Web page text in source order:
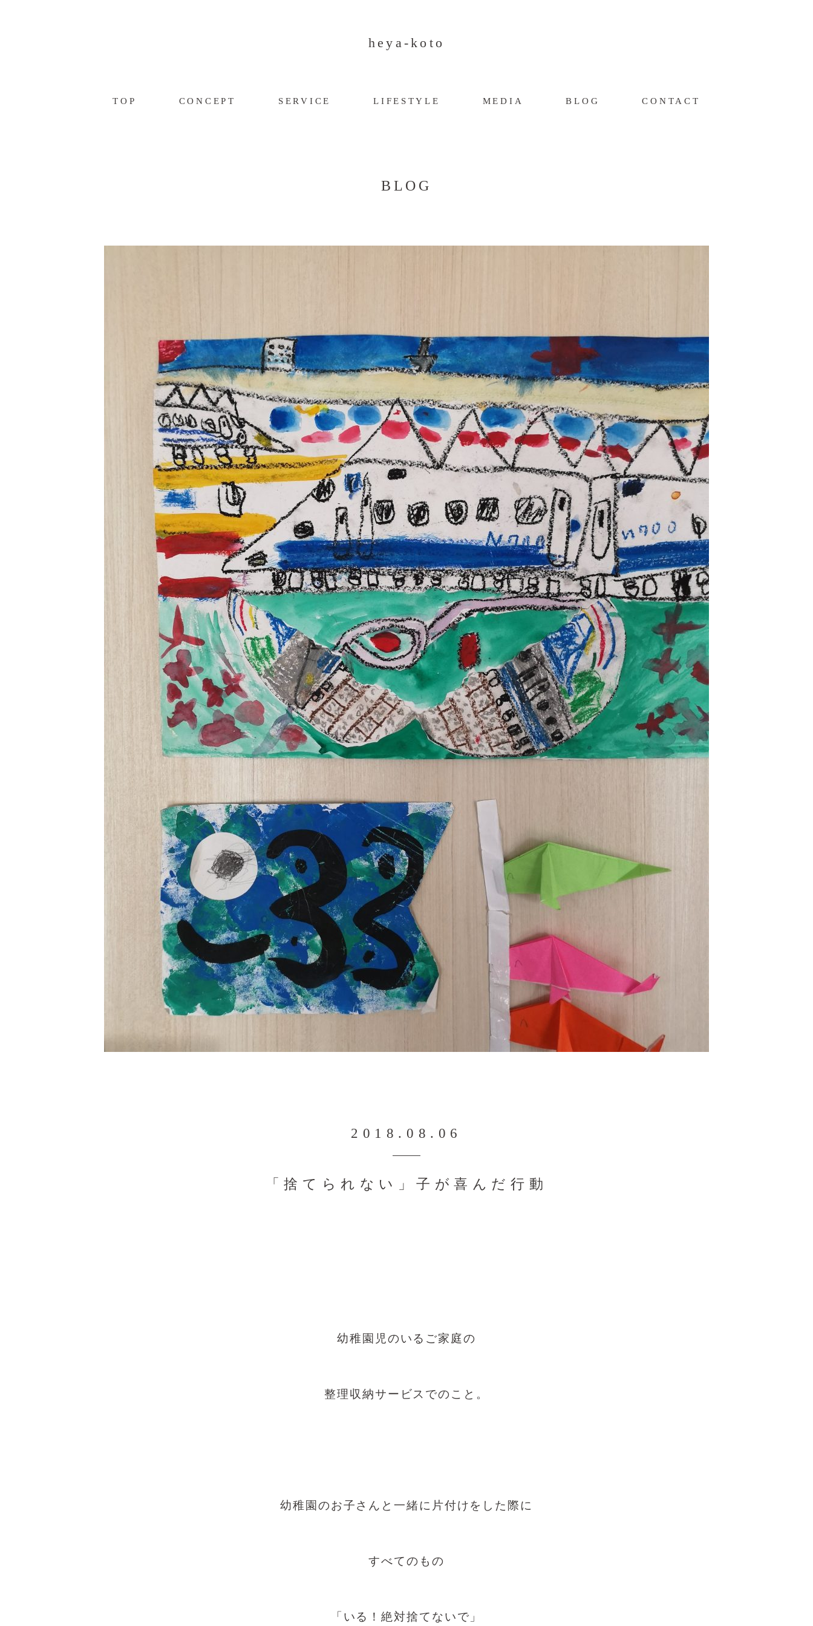
heya-koto
TOP CONCEPT SERVICE LIFESTYLE MEDIA BLOG CONTACT
BLOG
2018.08.06
「捨てられない」子が喜んだ行動
幼稚園児のいるご家庭の
整理収納サービスでのこと。
幼稚園のお子さんと一緒に片付けをした際に
すべてのもの
「いる！絶対捨てないで」